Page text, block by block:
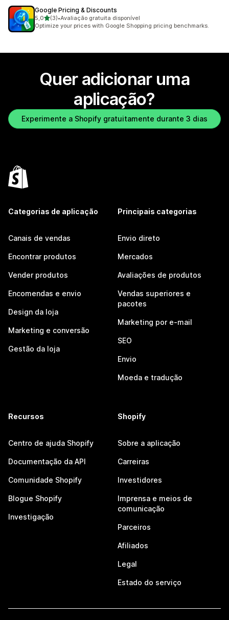
Google Pricing & Discounts
5,0de 5 estrelas
(3)
3 total de avaliações
•Avaliação gratuita disponível
Optimize your prices with Google Shopping pricing benchmarks.
Quer adicionar uma
aplicação?
Experimente a Shopify gratuitamente durante 3 dias
Categorias de aplicação
Canais de vendas
Encontrar produtos
Vender produtos
Encomendas e envio
Design da loja
Marketing e conversão
Gestão da loja
Principais categorias
Envio direto
Mercados
Avaliações de produtos
Vendas superiores e
pacotes
Marketing por e-mail
SEO
Envio
Moeda e tradução
Recursos
Centro de ajuda Shopify
Documentação da API
Comunidade Shopify
Blogue Shopify
Investigação
Shopify
Sobre a aplicação
Carreiras
Investidores
Imprensa e meios de
comunicação
Parceiros
Afiliados
Legal
Estado do serviço